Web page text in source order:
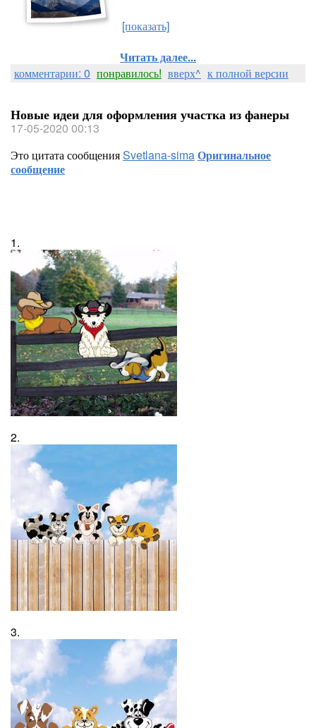
[показать]
Читать далее...
комментарии: 0 понравилось! вверх^ к полной версии
Новые идеи для оформления участка из фанеры
17-05-2020 00:13
Это цитата сообщенияSvetlana-simaОригинальное
сообщение
1.
2.
3.